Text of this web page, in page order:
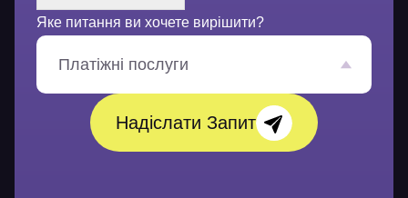
о
м
л
Яке питання ви хочете вирішити?
Платіжні послуги
Надіслати Запит